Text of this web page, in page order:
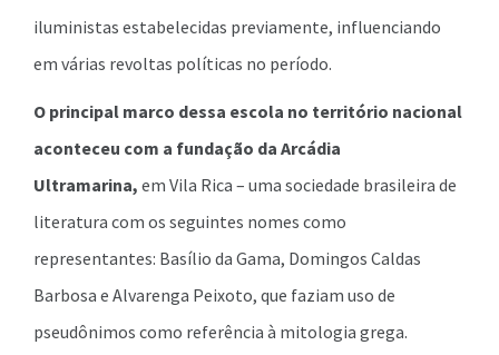
iluministas estabelecidas previamente, influenciando
em várias revoltas políticas no período.
O principal marco dessa escola no território nacional
aconteceu com a fundação da Arcádia
Ultramarina, em Vila Rica – uma sociedade brasileira de
literatura com os seguintes nomes como
representantes: Basílio da Gama, Domingos Caldas
Barbosa e Alvarenga Peixoto, que faziam uso de
pseudônimos como referência à mitologia grega.